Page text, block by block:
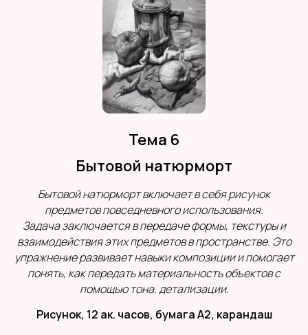
Тема 6
Бытовой натюрморт
Бытовой натюрморт включает в себя рисунок
предметов повседневного использования.
Задача заключается в передаче формы, текстуры и
взаимодействия этих предметов в пространстве. Это
упражнение развивает навыки композиции и помогает
понять, как передать материальность объектов с
помощью тона, детализации.
Рисунок, 12 ак. часов, бумага А2, карандаш